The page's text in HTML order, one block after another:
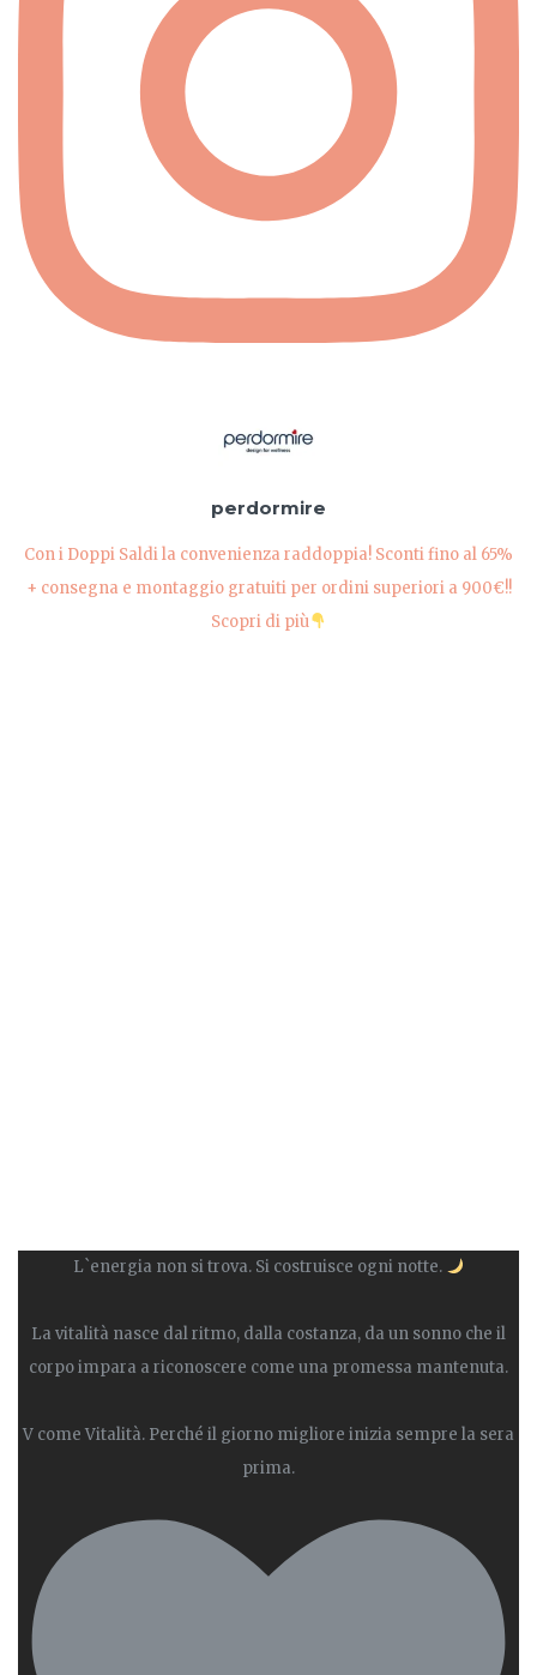
perdormire
Con i Doppi Saldi la convenienza raddoppia! Sconti fino al 65%
+ consegna e montaggio gratuiti per ordini superiori a 900€!!
Scopri di più
L`energia non si trova. Si costruisce ogni notte.
La vitalità nasce dal ritmo, dalla costanza, da un sonno che il
corpo impara a riconoscere come una promessa mantenuta.
V come Vitalità. Perché il giorno migliore inizia sempre la sera
prima.